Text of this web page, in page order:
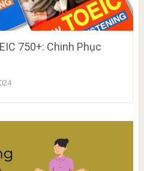
750+: Chinh Phục